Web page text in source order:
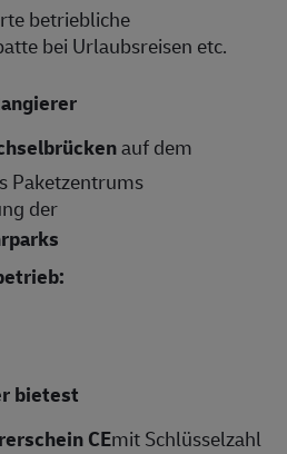
betriebliche
bei Urlaubsreisen etc.
auf dem
Paketzentrums
der
bietest
CEmit Schlüsselzahl